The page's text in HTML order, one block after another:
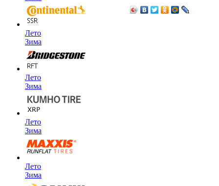
Лето
Зима
Лето
Зима
Лето
Зима
Лето
Зима